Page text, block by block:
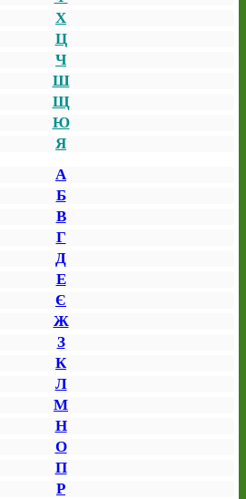
Х
Ц
Ч
Ш
Щ
Ю
Я
А
Б
В
Г
Д
Е
Є
Ж
З
К
Л
М
Н
О
П
Р